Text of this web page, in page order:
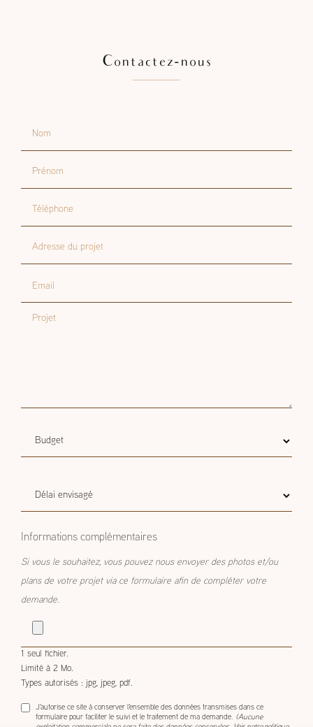
Contactez-nous
Nom
Prénom
Téléphone
Adresse du projet
Email
Projet
Budget
estimatif
Budget estimatif
Délai
envisagé
Délai envisagé
Informations complémentaires
Si vous le souhaitez, vous pouvez nous envoyer des photos et/ou
plans de votre projet via ce formulaire afin de compléter votre
demande.
1 seul fichier.
Limité à 2 Mo.
Types autorisés : jpg, jpeg, pdf.
J'autorise ce site à conserver l'ensemble des données transmises dans ce
formulaire pour faciliter le suivi et le traitement de ma demande. (Aucune